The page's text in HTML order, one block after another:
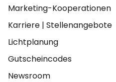
Marketing-Kooperationen
Karriere | Stellenangebote
Lichtplanung
Gutscheincodes
Newsroom